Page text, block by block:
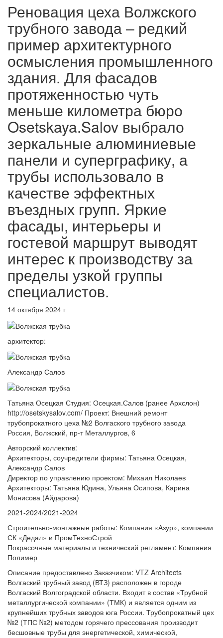
Реновация цеха Волжского
трубного завода – редкий
пример архитектурного
осмысления промышленного
здания. Для фасадов
протяженностью чуть
меньше километра бюро
Osetskaya.Salov выбрало
зеркальные алюминиевые
панели и суперграфику, а
трубы использовало в
качестве эффектных
въездных групп. Яркие
фасады, интерьеры и
гостевой маршрут выводят
интерес к производству за
пределы узкой группы
специалистов.
14 октября 2024 г
архитектор:
Александр Салов
Татьяна Осецкая Студия: Осецкая.Салов (ранее Архслон)
http://osetskysalov.com/ Проект: Внешний ремонт
трубопрокатного цеха №2 Волгаского трубного завода
Россия, Волжский, пр-т Металлургов, 6
Авторский коллектив:
Архитекторы, соучредители фирмы: Татьяна Осецкая,
Александр Салов
Директор по управлению проектом: Михаил Николаев
Архитекторы: Татьяна Юдина, Ульяна Осипова, Карина
Монисова (Айдарова)
2021-2024/2021-2024
Строительно-монтажные работы: Компания «Азур», компании
СК «Дедал» и ПромТехноСтрой
Покрасочные материалы и технический регламент: Компания
Полимер
Описание предоставлено Заказчиком: VTZ Architects
Волгаский трубный завод (ВТЗ) расположен в городе
Волгаский Волгоградской области. Входит в состав «Трубной
металлургической компании» (ТМК) и является одним из
крупнейших трубных заводов юга России. Трубопрокатный цех
№2 (ТПС №2) методом горячего прессования производит
бесшовные трубы для энергетической, химической,